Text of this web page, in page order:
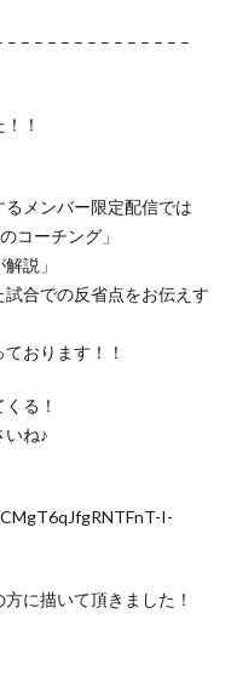
– – – – – – – – – – – – – –
！
メンバー限定配信では
コーチング」
説」
試合での反省点をお伝えす
おります！！
る！
いね♪
I-
に描いて頂きました！